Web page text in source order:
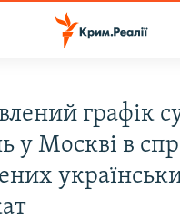
графік
у Москві в